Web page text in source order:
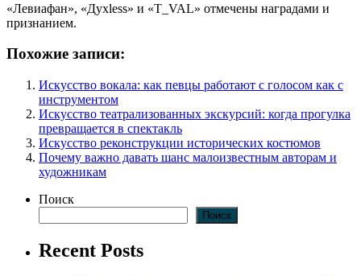
«Левиафан», «Духless» и «Т_VAL» отмечены наградами и
признанием.
Похожие записи:
Искусство вокала: как певцы работают с голосом как с
инструментом
Искусство театрализованных экскурсий: когда прогулка
превращается в спектакль
Искусство реконструкции исторических костюмов
Почему важно давать шанс малоизвестным авторам и
художникам
Поиск
Поиск
Recent Posts